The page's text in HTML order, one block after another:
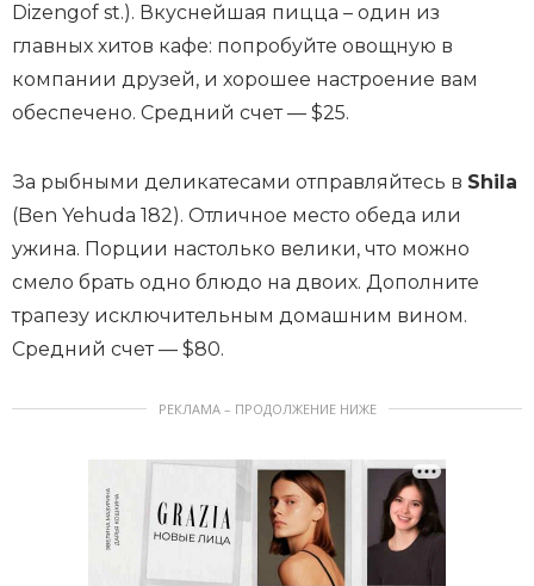
Dizengof st.). Вкуснейшая пицца – один из
главных хитов кафе: попробуйте овощную в
компании друзей, и хорошее настроение вам
обеспечено. Средний счет — $25.
За рыбными деликатесами отправляйтесь в Shila
(Ben Yehuda 182). Отличное место обеда или
ужина. Порции настолько велики, что можно
смело брать одно блюдо на двоих. Дополните
трапезу исключительным домашним вином.
Средний счет — $80.
РЕКЛАМА – ПРОДОЛЖЕНИЕ НИЖЕ